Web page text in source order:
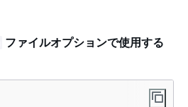
ファイルオプションで使用する